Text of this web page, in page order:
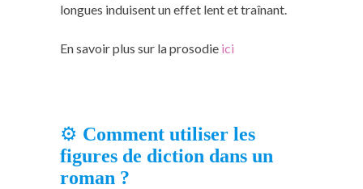
longues induisent un effet lent et traînant.
En savoir plus sur la prosodie ici
⚙️ Comment utiliser les
figures de diction dans un
roman ?